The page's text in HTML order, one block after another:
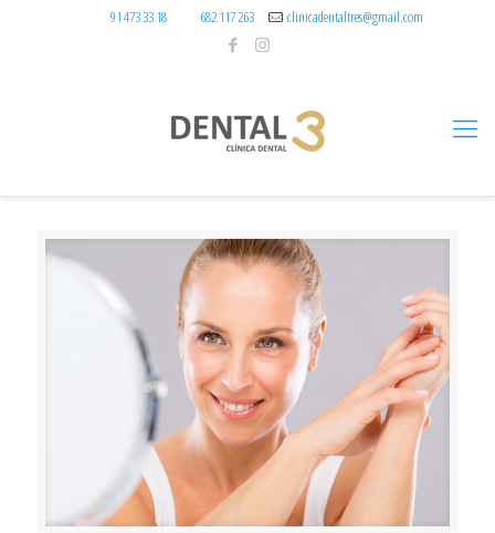
91 473 33 18 682 117 263 clinicadentaltres@gmail.com